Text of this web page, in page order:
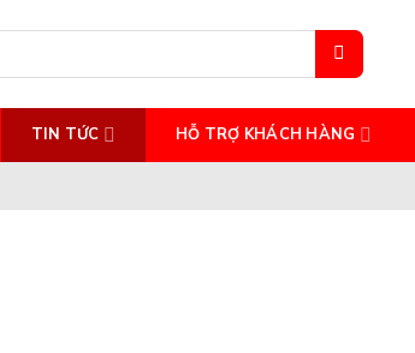
TIN TỨC HỖ TRỢ KHÁCH HÀNG